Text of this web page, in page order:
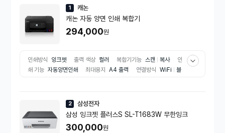
1 캐논
캐논 자동 양면 인쇄 복합기
294,000원
인쇄방식 잉크젯 출력 색상 컬러 복합기기능 스캔 복사
인
쇄 기능 자동양면인쇄 최대용지 A4 출력 연결방식 WiFi
블
2 삼성전자
삼성 잉크젯 플러스S SL-T1683W 무한잉크
300,000원